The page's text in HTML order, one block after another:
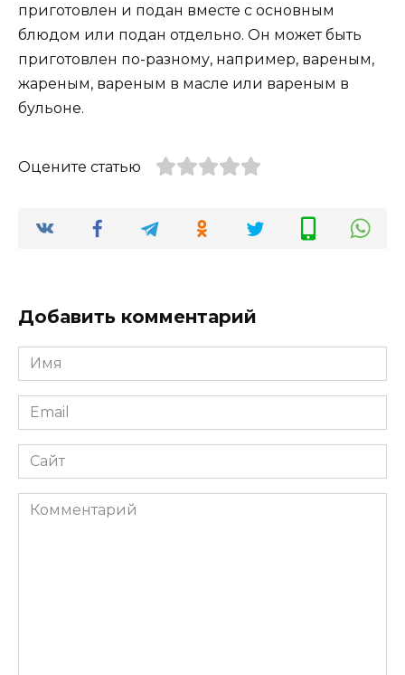
приготовлен и подан вместе с основным
блюдом или подан отдельно. Он может быть
приготовлен по-разному, например, вареным,
жареным, вареным в масле или вареным в
бульоне.
Оцените статью
Добавить комментарий
Имя
*
Email
*
Сайт
Комментарий